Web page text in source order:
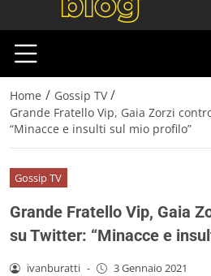
Home / Gossip TV /
Grande Fratello Vip, Gaia Zorzi
“Minacce e insulti sul mio profilo”
Gossip TV
Grande Fratello Vip, Gaia
su Twitter: “Minacce e
ivanburatti - 3 Gennaio 2021